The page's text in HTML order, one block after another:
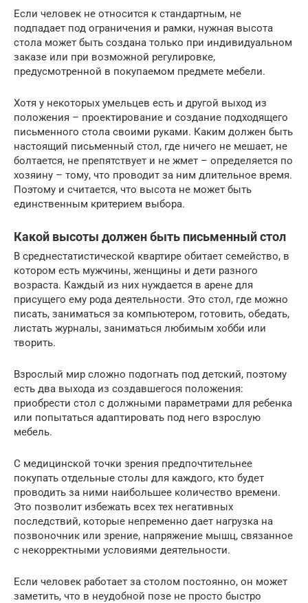
Если человек не относится к стандартным, не
подпадает под ограничения и рамки, нужная высота
стола может быть создана только при индивидуальном
заказе или при возможной регулировке,
предусмотренной в покупаемом предмете мебели.
Хотя у некоторых умельцев есть и другой выход из
положения – проектирование и создание подходящего
письменного стола своими руками. Каким должен быть
настоящий письменный стол, где ничего не мешает, не
болтается, не препятствует и не жмет – определяется по
хозяину – тому, что проводит за ним длительное время.
Поэтому и считается, что высота не может быть
единственным критерием выбора.
Какой высоты должен быть письменный стол
В среднестатистической квартире обитает семейство, в
котором есть мужчины, женщины и дети разного
возраста. Каждый из них нуждается в арене для
присущего ему рода деятельности. Это стол, где можно
писать, заниматься за компьютером, готовить, обедать,
листать журналы, заниматься любимым хобби или
творить.
Взрослый мир сложно подогнать под детский, поэтому
есть два выхода из создавшегося положения:
приобрести стол с должными параметрами для ребенка
или попытаться адаптировать под него взрослую
мебель.
С медицинской точки зрения предпочтительнее
покупать отдельные столы для каждого, кто будет
проводить за ними наибольшее количество времени.
Это позволит избежать всех тех негативных
последствий, которые непременно дает нагрузка на
позвоночник или зрение, напряжение мышц, связанное
с некорректными условиями деятельности.
Если человек работает за столом постоянно, он может
заметить, что в неудобной позе не просто быстро